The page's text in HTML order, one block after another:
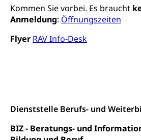
Kommen Sie vorbei. Es braucht
Anmeldung: Öffnungszeiten
Flyer RAV Info-Desk
Dienststelle Berufs- und
BIZ - Beratungs- und
Luzern)
Kranken- und
Trinkwasser
Prävention
Suchtprävention, Alkoholprävention,
Prävention
Arbeitslosenversicherung,
Mutterschaftsversicherung,
Unfallversicherung,
Sozialhilfe